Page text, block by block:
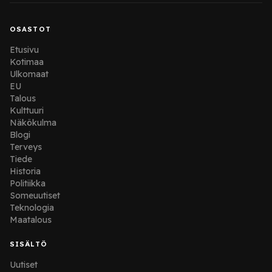
OSASTOT
Etusivu
Kotimaa
Ulkomaat
EU
Talous
Kulttuuri
Näkökulma
Blogi
Terveys
Tiede
Historia
Politiikka
Someuutiset
Teknologia
Maatalous
SISÄLTÖ
Uutiset